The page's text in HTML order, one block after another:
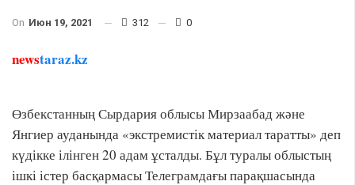
On Июн 19, 2021 312 0
newstaraz.kz
Өзбекстанның Сырдария облысы Мирзаабад және
Янгиер ауданында «экстремистік материал таратты» деп
күдікке ілінген 20 адам ұсталды. Бұл туралы облыстың
ішкі істер басқармасы Телеграмдағы парақшасында